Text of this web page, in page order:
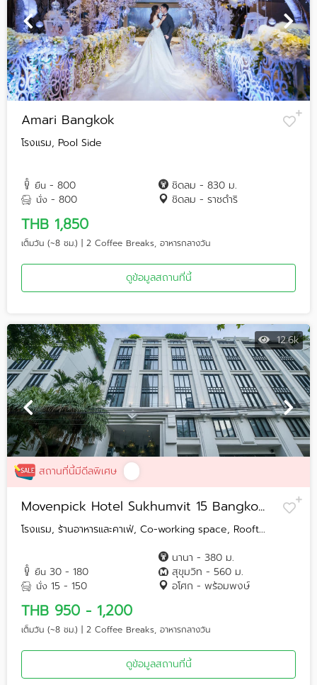
Amari Bangkok
โรงแรม, Pool Side
ยืน - 800
นั่ง - 800
ชิดลม - 830 ม.
ชิดลม - ราชดำริ
THB 1,850
เต็มวัน (~8 ชม.) | 2 Coffee Breaks, อาหารกลางวัน
ดูข้อมูลสถานที่นี้
12.6k
สถานที่นี้มีดีลพิเศษ
Movenpick Hotel Sukhumvit 15 Bangko...
โรงแรม, ร้านอาหารและคาเฟ่, Co-working space, Rooft...
ยืน 30 - 180
นั่ง 15 - 150
นานา - 380 ม.
สุขุมวิท - 560 ม.
อโศก - พร้อมพงษ์
THB 950 - 1,200
เต็มวัน (~8 ชม.) | 2 Coffee Breaks, อาหารกลางวัน
ดูข้อมูลสถานที่นี้